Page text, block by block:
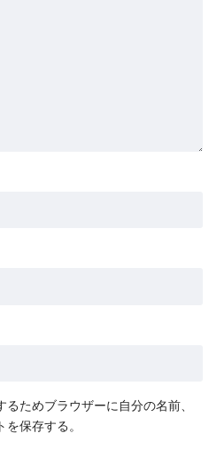
ためブラウザーに自分の名前、
保存する。